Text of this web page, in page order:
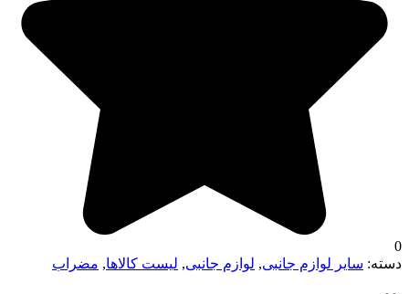
0
دسته: سایر لوازم جانبی, لوازم جانبی, لیست کالاها, مضراب